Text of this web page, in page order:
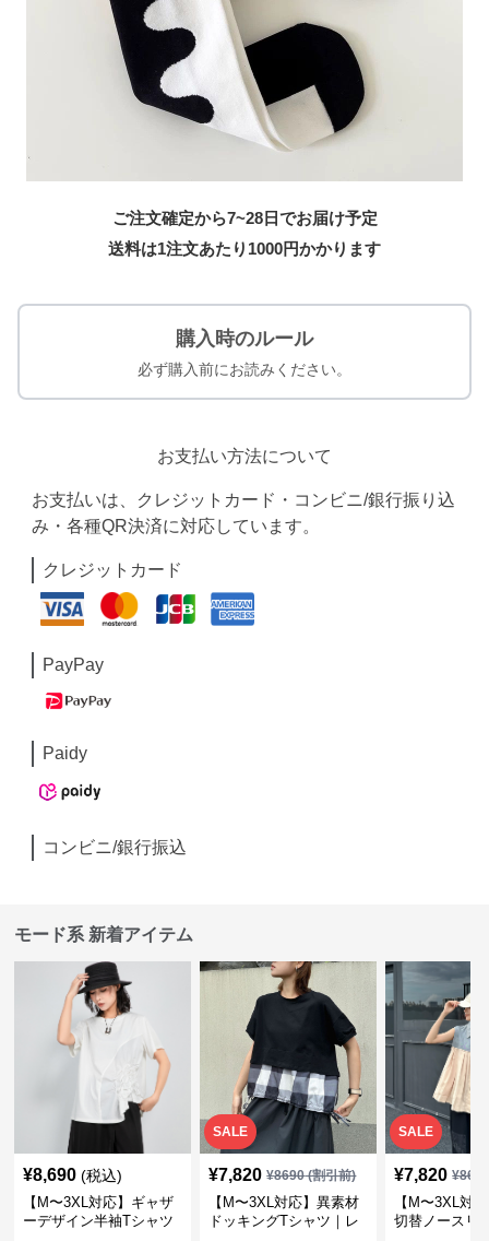
ご注文確定から7~28日でお届け予定
送料は1注文あたり 1000円かかります
購入時のルール
必ず購入前にお読みください。
お支払い方法について
お支払いは、クレジットカード・コンビニ/銀行振り込
み・各種QR決済に対応しています。
クレジットカード
PayPay
Paidy
コンビニ/銀行振込
モード系 新着アイテム
¥8,690 (税込)
【M〜3XL対応】ギャザ
ーデザイン半袖Tシャツ
SALE
¥7,820 ¥8690(割引前)
【M〜3XL対応】異素材
ドッキングTシャツ｜レ
SALE
¥7,820 ¥
【M〜3XL対
切替ノースリ